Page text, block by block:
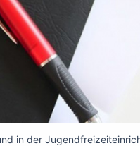
in der